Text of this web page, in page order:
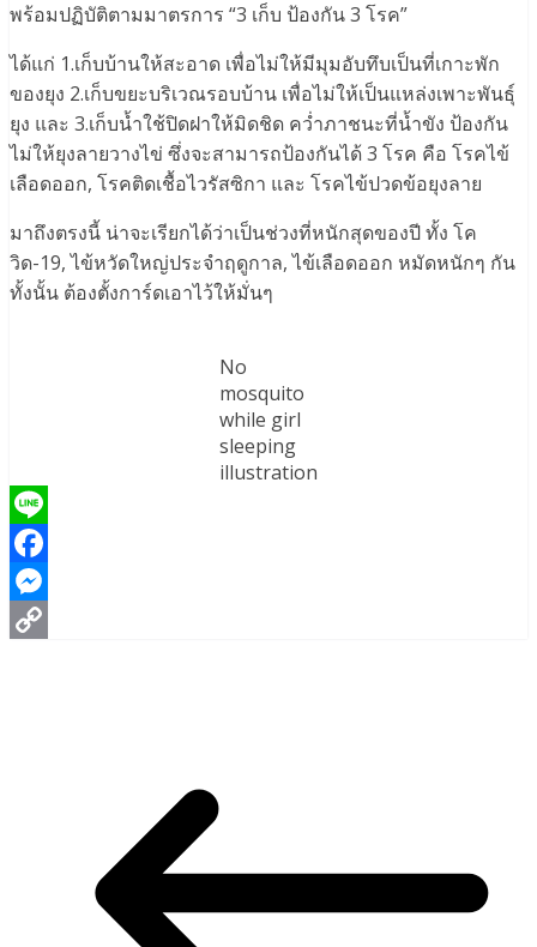
พร้อมปฏิบัติตามมาตรการ “3 เก็บ ป้องกัน 3 โรค”
ได้แก่ 1.เก็บบ้านให้สะอาด เพื่อไม่ให้มีมุมอับทึบเป็นที่เกาะพัก
ของยุง 2.เก็บขยะบริเวณรอบบ้าน เพื่อไม่ให้เป็นแหล่งเพาะพันธุ์
ยุง และ 3.เก็บน้ำใช้ปิดฝาให้มิดชิด คว่ำภาชนะที่น้ำขัง ป้องกัน
ไม่ให้ยุงลายวางไข่ ซึ่งจะสามารถป้องกันได้ 3 โรค คือ โรคไข้
เลือดออก, โรคติดเชื้อไวรัสซิกา และ โรคไข้ปวดข้อยุงลาย
มาถึงตรงนี้ น่าจะเรียกได้ว่าเป็นช่วงที่หนักสุดของปี ทั้ง โค
วิด-19, ไข้หวัดใหญ่ประจำฤดูกาล, ไข้เลือดออก หมัดหนักๆ กัน
ทั้งนั้น ต้องตั้งการ์ดเอาไว้ให้มั่นๆ
No
mosquito
while girl
sleeping
illustration
Line
Facebook
Messenger